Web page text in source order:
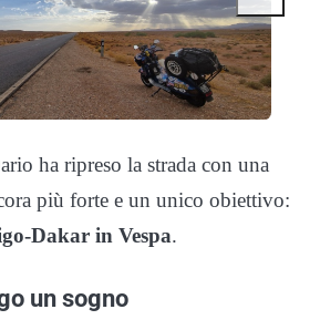
ha ripreso la strada con una
più forte e un unico obiettivo:
Dakar in Vespa.
un sogno